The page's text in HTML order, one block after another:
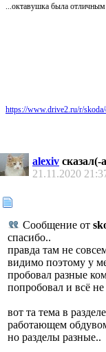
...октавушка была
https://www.drive2.ru/r/
alexiv сказал(-
21.11.2020
Сообщение от
спасибо..
правда там не
видимо поэтому у
пробовал разные
попробовал и всё не
вот та тема в
работающем
но разделы разные..